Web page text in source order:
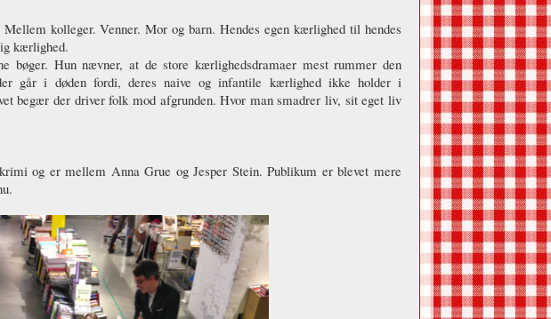
kolleger. Venner. Mor og barn. Hendes egen kærlighed til hendes
kærlighed.
bøger. Hun nævner, at de store kærlighedsdramaer mest rummer den
går i døden fordi, deres naive og infantile kærlighed ikke holder i
begær der driver folk mod afgrunden. Hvor man smadrer liv, sit eget liv
og er mellem Anna Grue og Jesper Stein. Publikum er blevet mere